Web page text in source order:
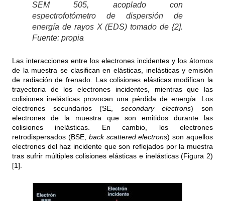
SEM 505, acoplado con
espectrofotómetro de dispersión de
energía de rayos X (EDS) tomado de {2].
Fuente: propia
Las interacciones entre los electrones incidentes y los átomos
de la muestra se clasifican en elásticas, inelásticas y emisión
de radiación de frenado. Las colisiones elásticas modifican la
trayectoria de los electrones incidentes, mientras que las
colisiones inelásticas provocan una pérdida de energía. Los
electrones secundarios (SE, secondary electrons) son
electrones de la muestra que son emitidos durante las
colisiones inelásticas. En cambio, los electrones
retrodispersados (BSE, back scattered electrons) son aquellos
electrones del haz incidente que son reflejados por la muestra
tras sufrir múltiples colisiones elásticas e inelásticas (Figura 2)
[1].